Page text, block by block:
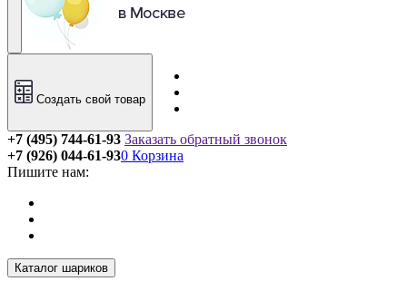
Создать свой товар
+7 (495) 744-61-93 Заказать обратный звонок
+7 (926) 044-61-93
Пишите нам:
0 Корзина
Каталог шариков